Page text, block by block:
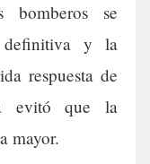
se
definitiva y la
respuesta de
evitó que la
mayor.